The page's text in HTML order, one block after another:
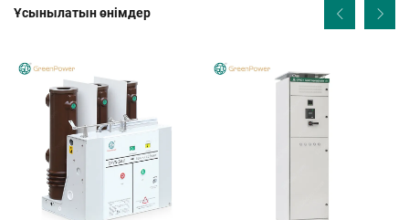
Ұсынылатын өнімдер